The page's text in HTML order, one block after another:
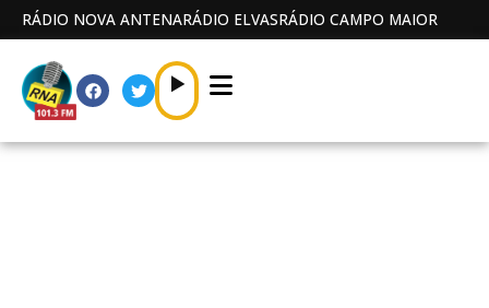
RÁDIO NOVA ANTENARÁDIO ELVASRÁDIO CAMPO MAIOR